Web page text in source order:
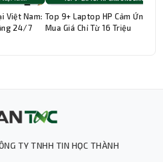
Việt Nam:
24/7
Top 9+ Laptop HP Cảm Ứng
Mua Giá Chỉ Từ 16 Triệu
TY TNHH TIN HỌC THÀNH